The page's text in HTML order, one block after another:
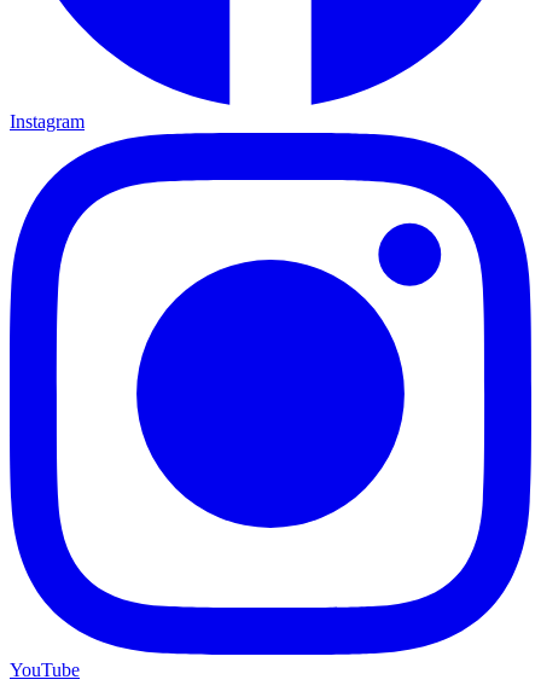
Instagram
YouTube